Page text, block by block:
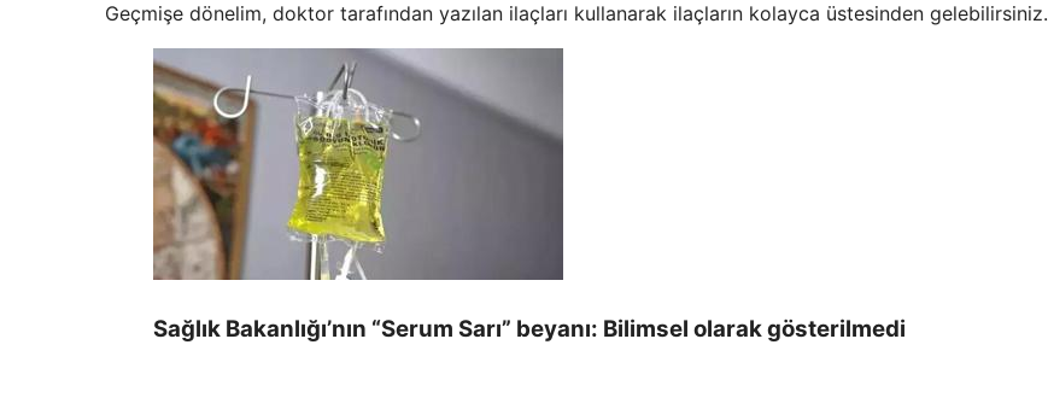
Geçmişe dönelim, doktor tarafından yazılan ilaçları kullanarak ilaçların kolayca üstesinden gelebilirsiniz.
Sağlık Bakanlığı’nın “Serum Sarı” beyanı: Bilimsel olarak gösterilmedi